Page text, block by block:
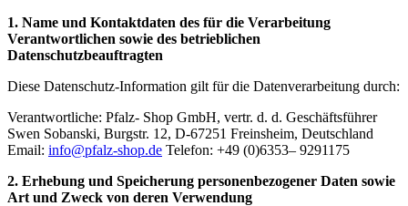
1. Name und Kontaktdaten des für die Verarbeitung
Verantwortlichen sowie des betrieblichen
Datenschutzbeauftragten
Diese Datenschutz-Information gilt für die Datenverarbeitung durch:
Verantwortliche: Pfalz- Shop GmbH, vertr. d. d. Geschäftsführer
Swen Sobanski, Burgstr. 12, D-67251 Freinsheim, Deutschland
Email: info@pfalz-shop.de Telefon: +49 (0)6353– 9291175
2. Erhebung und Speicherung personenbezogener Daten sowie
Art und Zweck von deren Verwendung